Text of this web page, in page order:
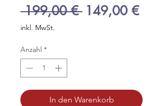
199,00 € Standardpreis
149,00 €Sale-
inkl. MwSt.
Anzahl *
In den Warenkorb